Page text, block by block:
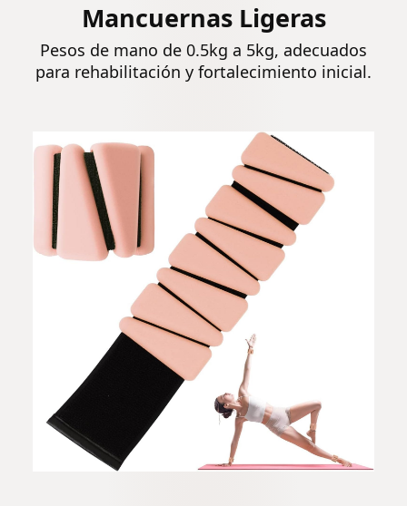
Mancuernas Ligeras
Pesos de mano de 0.5kg a 5kg, adecuados
para rehabilitación y fortalecimiento inicial.